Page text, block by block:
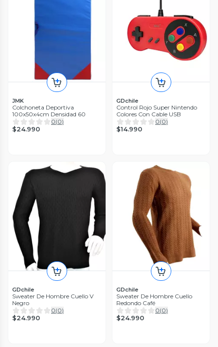
JMK
Colchoneta Deportiva
100x50x4cm Densidad 60
0(0)
$24.990
GDchile
Control Rojo Super Nintendo
Colores Con Cable USB
0(0)
$14.990
GDchile
Sweater De Hombre Cuello V
Negro
0(0)
$24.990
GDchile
Sweater De Hombre Cuello
Redondo Café
0(0)
$24.990